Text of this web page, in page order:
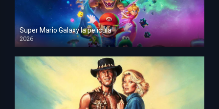
Super Mario Galaxy la película
2026
HD 1080p